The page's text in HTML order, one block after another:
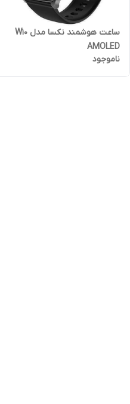
ساعت هوشمند نکسا مدل W10
AMOLED
ناموجود